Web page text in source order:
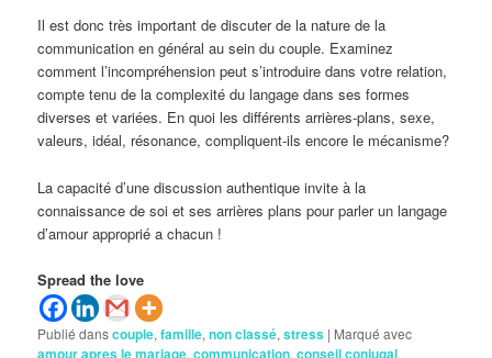
Il est donc très important de discuter de la nature de la
communication en général au sein du couple. Examinez
comment l’incompréhension peut s’introduire dans votre relation,
compte tenu de la complexité du langage dans ses formes
diverses et variées. En quoi les différents arrières-plans, sexe,
valeurs, idéal, résonance, compliquent-ils encore le mécanisme?
La capacité d’une discussion authentique invite à la
connaissance de soi et ses arrières plans pour parler un langage
d’amour approprié a chacun !
Spread the love
Publié danscouple,famille,non classé,stress | Marqué avec
amour apres le mariage,communication,conseil conjugal,